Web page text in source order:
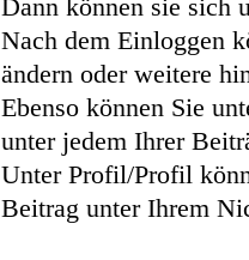
Dann können sie sich
Nach dem Einloggen
ändern oder weitere
Ebenso können Sie
unter jedem Ihrer
Unter Profil/Profil
Beitrag unter Ihrem